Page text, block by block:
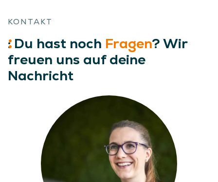
KONTAKT
:Du hast noch Fragen? Wir
freuen uns auf deine
Nachricht